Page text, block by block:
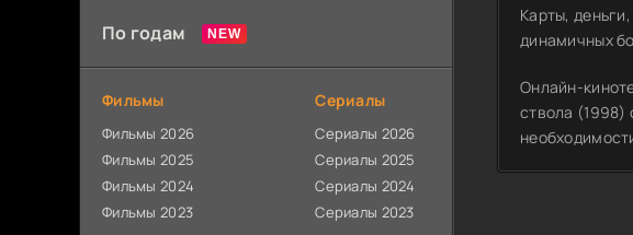
Карты,
динамичных
Онлайн-
ствола (1998)
По годам
Фильмы
Фильмы 2026
Фильмы 2025
Фильмы 2024
Фильмы 2023
Сериалы
Сериалы 2026
Сериалы 2025
Сериалы 2024
Сериалы 2023